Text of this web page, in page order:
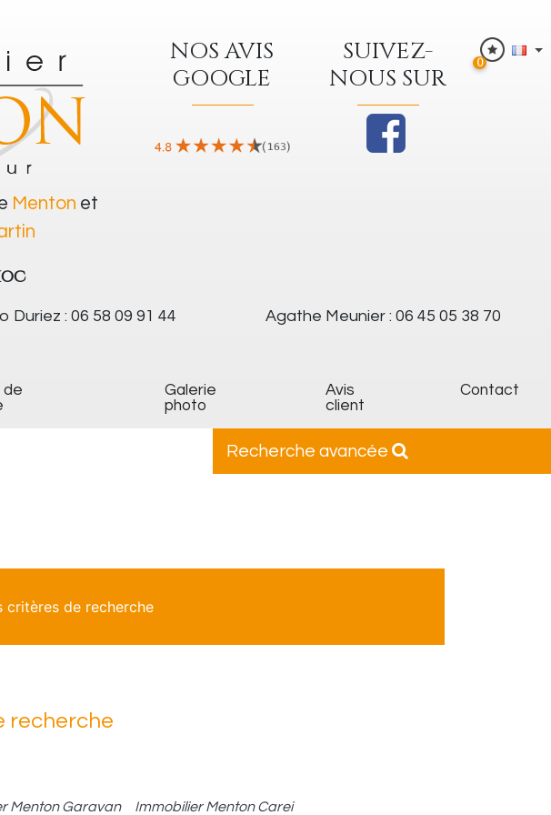
Menton et
NOS AVIS
GOOGLE
SUIVEZ-
NOUS SUR
0
Duriez : 06 58 09 91 44 Agathe Meunier : 06 45 05 38 70
galerie
photo
Avis
client
Contact
Recherche avancée
critères de recherche
recherche
Menton Garavan
Immobilier Menton Carei